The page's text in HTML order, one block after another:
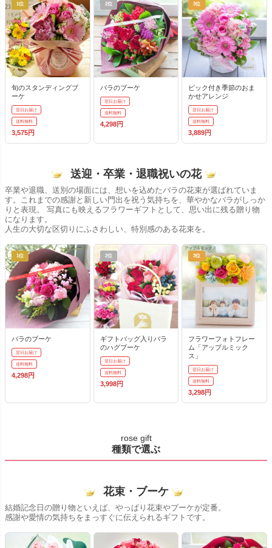
1位
旬のスタンディングブ
ーケ
翌日お届け
送料無料
3,575円
2位
バラのブーケ
翌日お届け
送料無料
4,298円
3位
ピック付き季節のおま
かせアレンジ
翌日お届け
送料無料
3,889円
送迎・卒業・退職祝いの花
卒業や退職、送別の場面には、想いを込めたバラの花束が選ばれていま
す。これまでの感謝と新しい門出を祝う気持ちを、華やかなバラがしっか
りと表現。 写真にも映えるフラワーギフトとして、思い出に残る贈り物
になります。
人生の大切な区切りにふさわしい、特別感のある花束を。
1位
バラのブーケ
翌日お届け
送料無料
4,298円
2位
ギフトバッグ入りバラ
のハグブーケ
翌日お届け
送料無料
3,998円
3位
フラワーフォトフレー
ム「アップルミック
ス」
翌日お届け
送料無料
3,298円
rose gift
種類で選ぶ
花束・ブーケ
結婚記念日の贈り物といえば、やっぱり花束やブーケが定番。
感謝や愛情の気持ちをまっすぐに伝えられるギフトです。